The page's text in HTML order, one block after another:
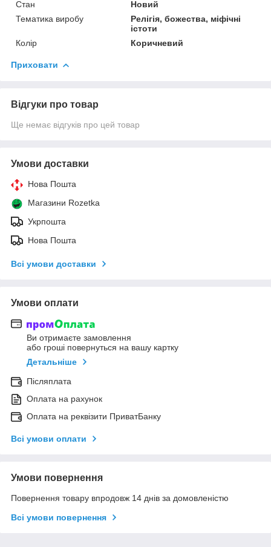
Стан
Новий
Тематика виробу
Релігія, божества, міфічні
істоти
Колір
Коричневий
Приховати
Відгуки про товар
Ще немає відгуків про цей товар
Умови доставки
Нова Пошта
Магазини Rozetka
Укрпошта
Нова Пошта
Всі умови доставки
Умови оплати
Ви отримаєте замовлення
або гроші повернуться на вашу картку
Детальніше
Післяплата
Оплата на рахунок
Оплата на реквізити ПриватБанку
Всі умови оплати
Умови повернення
Повернення товару впродовж 14 днів за домовленістю
Всі умови повернення